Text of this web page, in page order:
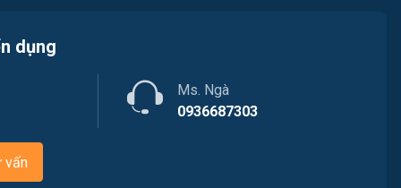
Truyền Hình / Quảng Cáo Marketing
Sản xuất / Vận hành sản xuất
Tài chính / Đầu tư
Tư vấn / Chăm Sóc Khách Hàng
Việc làm Xã Tây Ninh Hòa
Việc làm Xã Hòa Trí
Việc làm Xã Vạn Hưng
dụng
Ms. Ngà
0936687303
vấn